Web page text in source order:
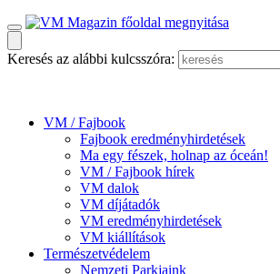
Keresés az alábbi kulcsszóra:
VM / Fajbook
Fajbook eredményhirdetések
Ma egy fészek, holnap az óceán!
VM / Fajbook hírek
VM dalok
VM díjátadók
VM eredményhirdetések
VM kiállítások
Természetvédelem
Nemzeti Parkjaink